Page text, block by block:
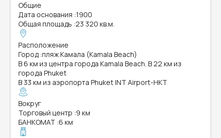
Общие
Дата основания :1900
Общая площадь :23 320 кв.м.
Расположение
Город :пляж Камала (Kamala Beach)
В 6 км из центра города Kamala Beach. В 22 км из
города Phuket
В 33 км из аэропорта Phuket INT Airport-HKT
Вокруг
Торговый центр :9 км
БАНКОМАТ :6 км